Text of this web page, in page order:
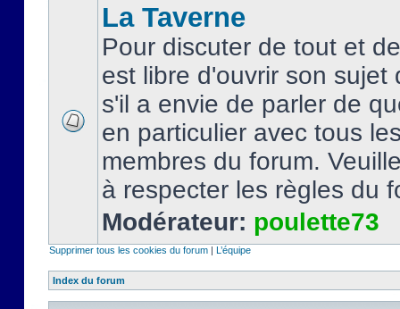
La Taverne
Pour discuter de tout et
est libre d'ouvrir son sujet
s'il a envie de parler de
en particulier avec tous
membres du forum.
à respecter les règles du
Modérateur: poulette73
Supprimer tous les cookies du forum | L’équipe
Index du forum